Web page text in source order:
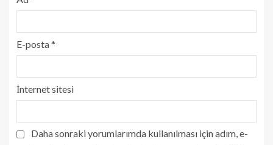
E-posta*
İnternet sitesi
Daha sonraki yorumlarımda kullanılması için adım, e-